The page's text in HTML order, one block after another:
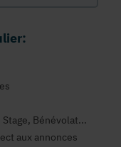
Bénévolat...
aux annonces